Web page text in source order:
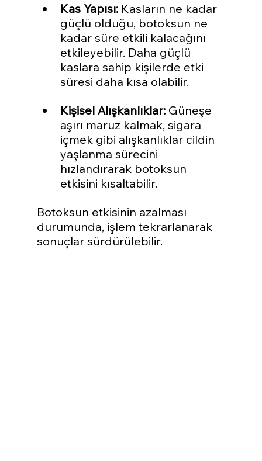
Kas Yapısı: Kasların ne kadar
güçlü olduğu, botoksun ne
kadar süre etkili kalacağını
etkileyebilir. Daha güçlü
kaslara sahip kişilerde etki
süresi daha kısa olabilir.
Kişisel Alışkanlıklar: Güneşe
aşırı maruz kalmak, sigara
içmek gibi alışkanlıklar cildin
yaşlanma sürecini
hızlandırarak botoksun
etkisini kısaltabilir.
Botoksun etkisinin azalması
durumunda, işlem tekrarlanarak
sonuçlar sürdürülebilir.